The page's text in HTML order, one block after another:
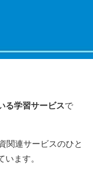
る学習サービスで
関連サービスのひと
ます。